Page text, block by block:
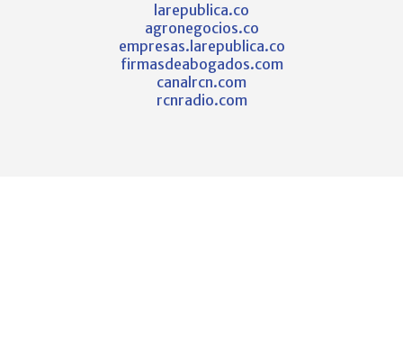
larepublica.co
agronegocios.co
empresas.larepublica.co
firmasdeabogados.com
canalrcn.com
rcnradio.com